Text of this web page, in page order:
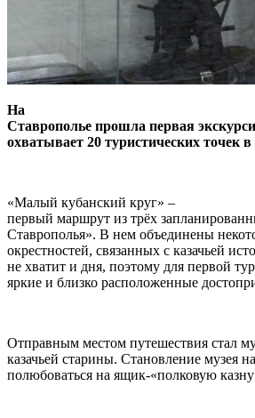
На
Ставрополье прошла первая
охватывает 20 туристических точек
«Малый кубанский круг» –
первый маршрут из трёх
Ставрополья». В нем объединены
окрестностей, связанных с казачьей
не хватит и дня, поэтому для первой
яркие и близко расположенные
Отправным местом путешествия стал
казачьей старины. Становление музея
полюбоваться на ящик-«полковую